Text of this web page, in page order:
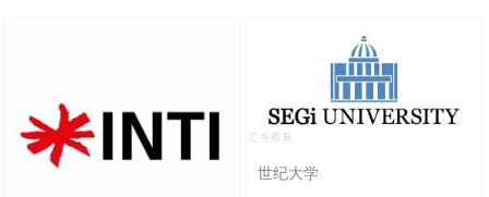
世纪大学